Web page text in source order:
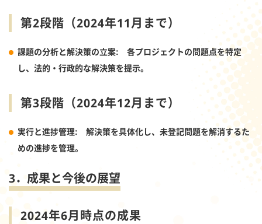
第2段階（2024年11月まで）
課題の分析と解決策の立案: 各プロジェクトの問題点を特定
し、法的・行政的な解決策を提示。
第3段階（2024年12月まで）
実行と進捗管理: 解決策を具体化し、未登記問題を解消するた
めの進捗を管理。
3．成果と今後の展望
2024年6月時点の成果